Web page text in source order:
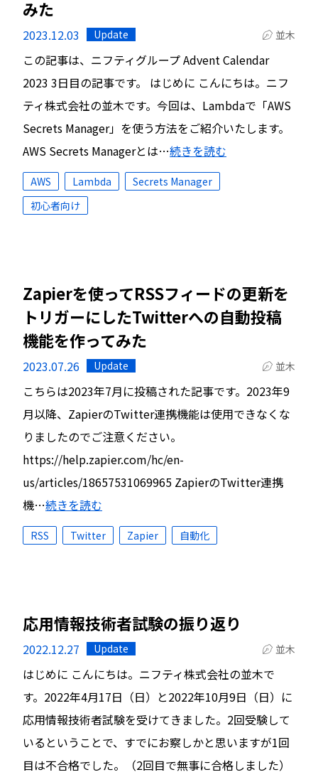
みた
2023.12.03 Update 並木
この記事は、ニフティグループ Advent Calendar
2023 3日目の記事です。 はじめに こんにちは。ニフ
ティ株式会社の並木です。今回は、Lambdaで「AWS
Secrets Manager」を使う方法をご紹介いたします。
AWS Secrets Managerとは…続きを読む
AWS Lambda
Secrets Manager
初心者向け
Zapierを使ってRSSフィードの更新を
トリガーにしたTwitterへの自動投稿
機能を作ってみた
2023.07.26 Update 並木
こちらは2023年7月に投稿された記事です。2023年9
月以降、ZapierのTwitter連携機能は使用できなくな
りましたのでご注意ください。
https://help.zapier.com/hc/en-
us/articles/18657531069965 ZapierのTwitter連携
機…続きを読む
RSS Twitter Zapier 自動化
応用情報技術者試験の振り返り
2022.12.27 Update 並木
はじめに こんにちは。ニフティ株式会社の並木で
す。2022年4月17日（日）と2022年10月9日（日）に
応用情報技術者試験を受けてきました。2回受験して
いるということで、すでにお察しかと思いますが1回
目は不合格でした。（2回目で無事に合格しました）